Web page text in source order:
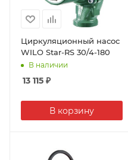
Циркуляционный насос
WILO Star-RS 30/4-180
В наличии
13 115 ₽
В корзину